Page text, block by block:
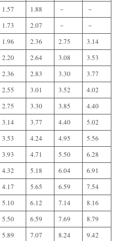
1.57 1.88 －
－
1.73 2.07 －
－
1.96 2.36 2.75
3.14
2.20 2.64 3.08
3.53
2.36 2.83 3.30
3.77
2.55 3.01 3.52
4.02
2.75 3.30 3.85
4.40
3.14 3.77 4.40
5.02
3.53 4.24 4.95
5.56
3.93 4.71 5.50
6.28
4.32 5.18 6.04
6.91
4.17 5.65 6.59
7.54
5.10 6.12 7.14
8.16
5.50 6.59 7.69
8.79
5.89 7.07 8.24
9.42